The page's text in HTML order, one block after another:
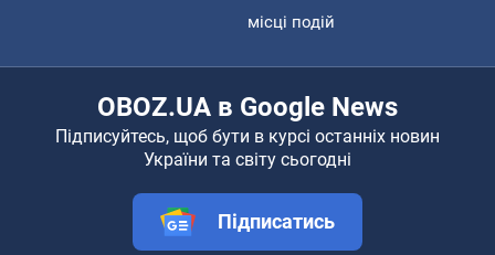
місці подій
OBOZ.UA в Google News
Підписуйтесь, щоб бути в курсі останніх новин
України та світу сьогодні
Підписатись